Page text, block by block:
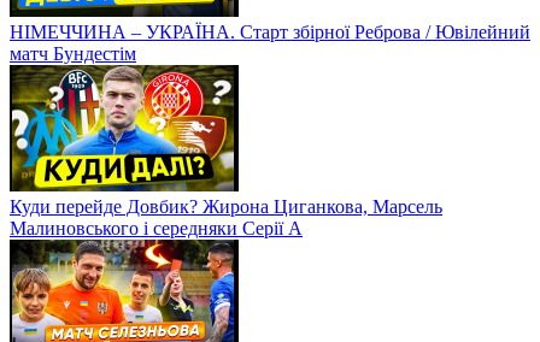
НІМЕЧЧИНА – УКРАЇНА. Старт збірної Реброва / Ювілейний
матч Бундестім
Куди перейде Довбик? Жирона Циганкова, Марсель
Малиновського і середняки Серії А